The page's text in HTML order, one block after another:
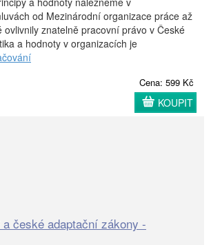
od Mezinárodní organizace práce až
ovlivnily znatelně pracovní právo v České
a hodnoty v organizacích je
Cena: 599 Kč
KOUPIT
české adaptační zákony -